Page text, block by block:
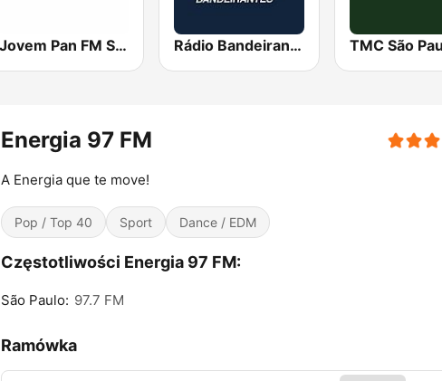
Jovem Pan FM São Paulo Rádio Bandeirantes TMC São
Energia 97 FM
A Energia que te move!
Pop / Top 40 Sport Dance / EDM
Częstotliwości Energia 97 FM:
São Paulo: 97.7 FM
Ramówka